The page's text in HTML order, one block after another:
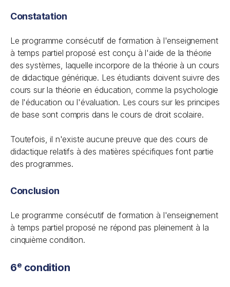
Constatation
Le programme consécutif de formation à l'enseignement
à temps partiel proposé est conçu à l'aide de la théorie
des systèmes, laquelle incorpore de la théorie à un cours
de didactique générique. Les étudiants doivent suivre des
cours sur la théorie en éducation, comme la psychologie
de l'éducation ou l'évaluation. Les cours sur les principes
de base sont compris dans le cours de droit scolaire.
Toutefois, il n'existe aucune preuve que des cours de
didactique relatifs à des matières spécifiques font partie
des programmes.
Conclusion
Le programme consécutif de formation à l'enseignement
à temps partiel proposé ne répond pas pleinement à la
cinquième condition.
6e condition